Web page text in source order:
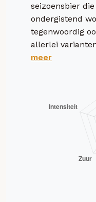
seizoensbier
ondergistend
tegenwoordig
allerlei
meer